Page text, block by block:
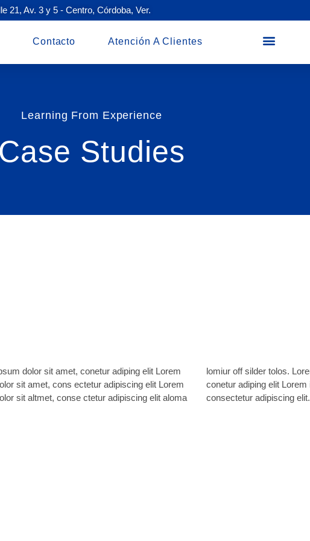
21, Av. 3 y 5 - Centro, Córdoba, Ver.
Contacto Atención A Clientes
Learning From Experience
Studies
dolor sit amet, conetur adiping elit Lorem
sit amet, cons ectetur adipiscing elit Lorem
sit altmet, conse ctetur adipiscing elit aloma
silder tolos. Lorem ipsum dolor sitlor amet,
adiping elit Lorem ipsum dolor sit amet,
consectetur adipiscing elit.